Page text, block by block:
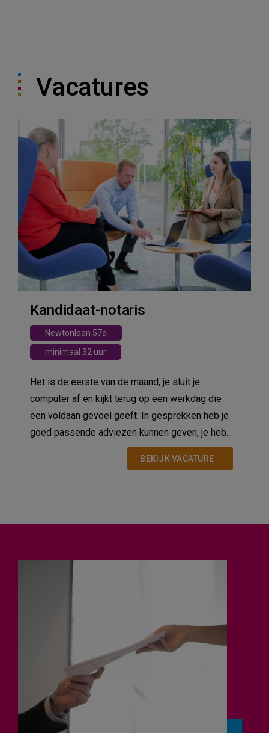
Vacatures
Kandidaat-notaris
Newtonlaan 57a
minimaal 32 uur
Het is de eerste van de maand, je sluit je
computer af en kijkt terug op een werkdag die
een voldaan gevoel geeft. In gesprekken heb je
goed passende adviezen kunnen geven, je heb...
BEKIJK VACATURE